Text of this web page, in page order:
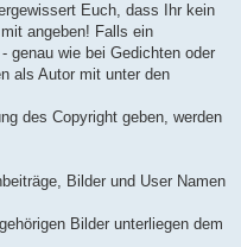
Euch, dass Ihr kein
angeben! Falls ein
genau wie bei Gedichten oder
als Autor mit unter den
des Copyright geben, werden
Bilder und User Namen
Bilder unterliegen dem